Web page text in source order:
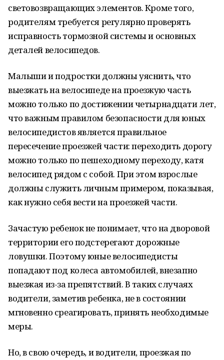
световозвращающих элементов. Кроме того,
родителям требуется регулярно проверять
исправность тормозной системы и основных
деталей велосипедов.
Малыши и подростки должны уяснить, что
выезжать на велосипеде на проезжую часть
можно только по достижении четырнадцати лет,
что важным правилом безопасности для юных
велосипедистов является правильное
пересечение проезжей части: переходить дорогу
можно только по пешеходному переходу, катя
велосипед рядом с собой. При этом взрослые
должны служить личным примером, показывая,
как нужно себя вести на проезжей части.
Зачастую ребенок не понимает, что на дворовой
территории его подстерегают дорожные
ловушки. Поэтому юные велосипедисты
попадают под колеса автомобилей, внезапно
выезжая из-за препятствий. В таких случаях
водители, заметив ребенка, не в состоянии
мгновенно среагировать, принять необходимые
меры.
Но, в свою очередь, и водители, проезжая по